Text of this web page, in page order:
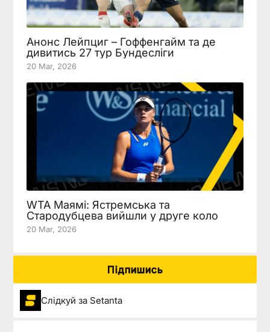
Анонс Лейпциг – Гоффенгайм та де
дивитись 27 тур Бундесліги
20 Mar, 2026
WTA Маямі: Ястремська та
Стародубцева вийшли у друге коло
20 Mar, 2026
Підпишись
Слідкуй за Setanta